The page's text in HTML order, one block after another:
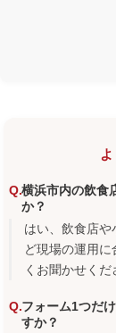
横浜市内の飲食
か？
はい、飲食店
ど現場の運用
くお聞かせくだ
フォーム1つだ
すか？